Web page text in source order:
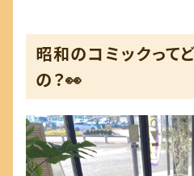
昭和のコミックって
の？👀